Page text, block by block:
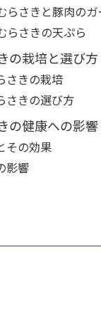
らさきと豚肉の
らさきの天ぷら
の栽培と選び方
さきの栽培
さきの選び方
の健康への影響
その効果
影響